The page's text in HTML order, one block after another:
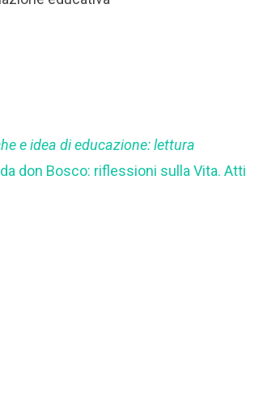
e idea di educazione: lettura
don Bosco: riflessioni sulla Vita. Atti